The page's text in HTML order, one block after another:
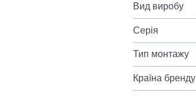
Вид виробу
Серія
Тип монтажу
Країна бренду